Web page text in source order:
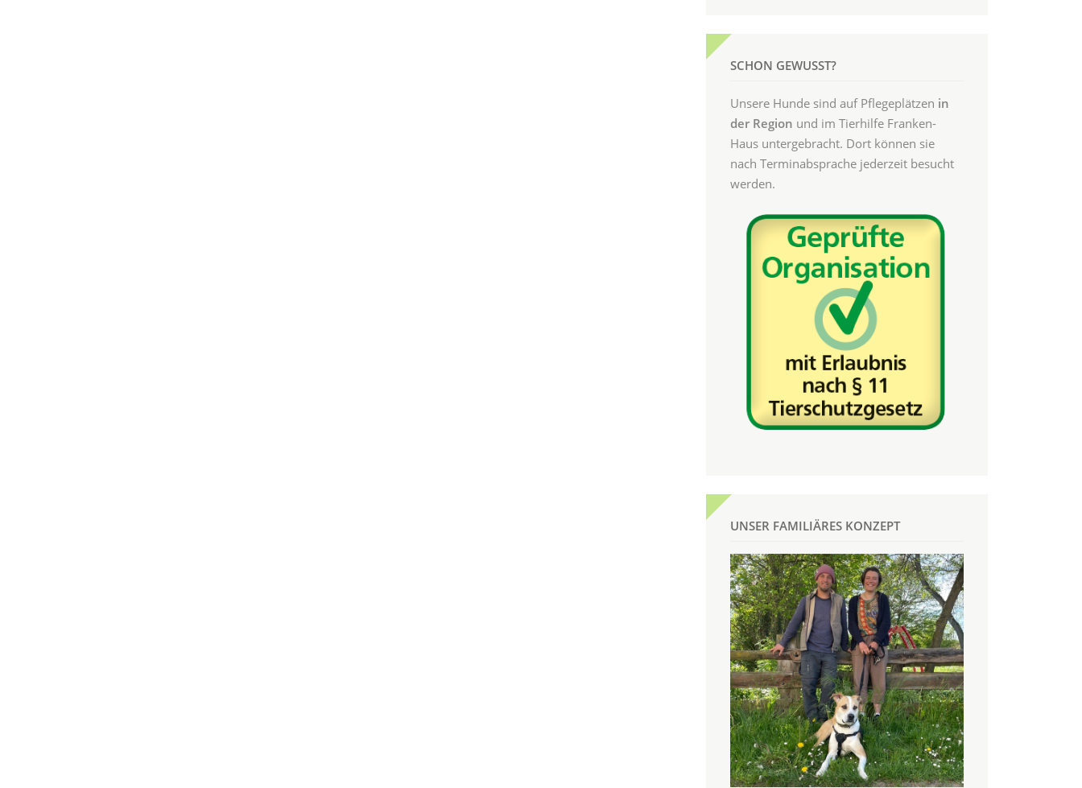
SCHON GEWUSST?
Unsere Hunde sind auf Pflegeplätzen in
der Region und im Tierhilfe Franken-
Haus untergebracht. Dort können sie
nach Terminabsprache jederzeit besucht
werden.
UNSER FAMILIÄRES KONZEPT